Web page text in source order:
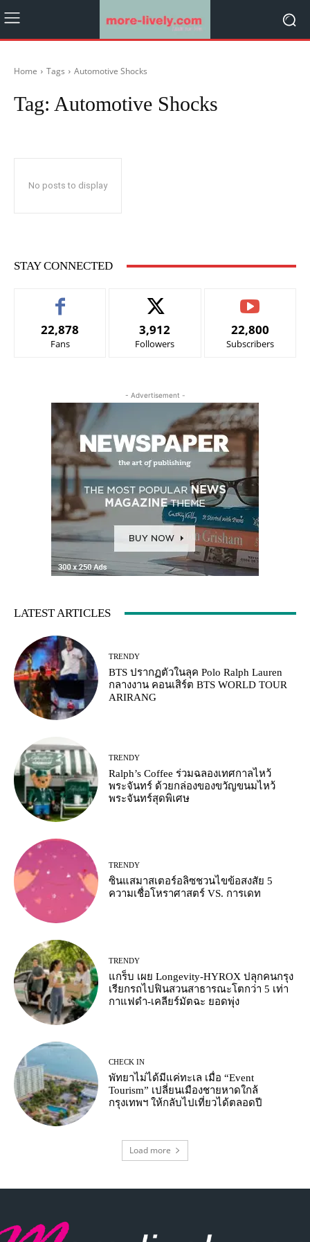
Home Tags Automotive Shocks
Tag: Automotive Shocks
No posts to display
STAY CONNECTED
22,878
Fans
3,912
Followers
22,800
Subscribers
- Advertisement -
LATEST ARTICLES
TRENDY
BTS ปรากฏตัวในลุค Polo Ralph Lauren
กลางงาน คอนเสิร์ต BTS WORLD TOUR
ARIRANG
TRENDY
Ralph’s Coffee ร่วมฉลองเทศกาลไหว้
พระจันทร์ ด้วยกล่องของขวัญขนมไหว้
พระจันทร์สุดพิเศษ
TRENDY
ซินแสมาสเตอร์อลิซชวนไขข้อสงสัย 5
ความเชื่อโหราศาสตร์ VS. การเดท
TRENDY
แกร็บ เผย Longevity-HYROX ปลุกคนกรุง
เรียกรถไปฟินสวนสาธารณะโตกว่า 5 เท่า
กาแฟดำ-เคลียร์มัตฉะ ยอดพุ่ง
CHECK IN
พัทยาไม่ได้มีแค่ทะเล เมื่อ “Event
Tourism” เปลี่ยนเมืองชายหาดใกล้
กรุงเทพฯ ให้กลับไปเที่ยวได้ตลอดปี
Load more